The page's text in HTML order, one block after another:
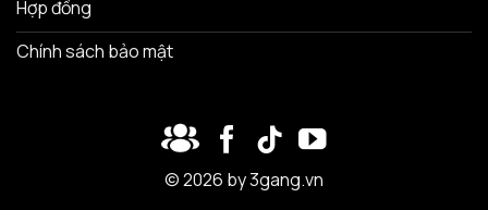
Hợp đồng
Chính sách bảo mật
© 2026 by 3gang.vn